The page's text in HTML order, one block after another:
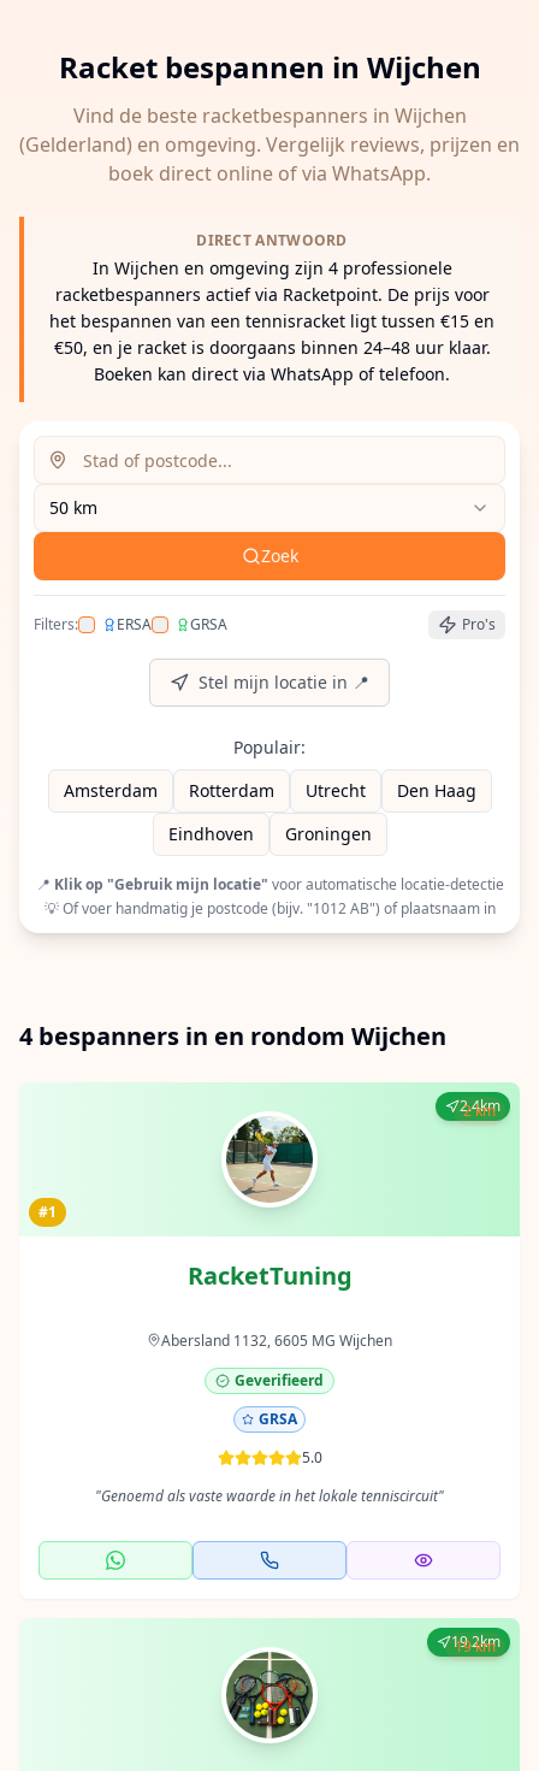
Racket bespannen in Wijchen
Vind de beste racketbespanners in Wijchen
(Gelderland) en omgeving. Vergelijk reviews, prijzen en
boek direct online of via WhatsApp.
DIRECT ANTWOORD
In Wijchen en omgeving zijn 4 professionele
racketbespanners actief via Racketpoint. De prijs voor
het bespannen van een tennisracket ligt tussen €15 en
€50, en je racket is doorgaans binnen 24–48 uur klaar.
Boeken kan direct via WhatsApp of telefoon.
Zoeklocatie (stad of postcode)
Voer een stad, postcode of adres in om
50 km
Zoek
Filters: ERSA
Filter op ERSA (European Racquet Stringers
GRSA
Filter op GRSA (Global Racquet Pro's
Stel mijn locatie in 📍
Populair:
Amsterdam
Rotterdam Utrecht
Den Haag
Eindhoven
Groningen
📍 Klik op "Gebruik mijn locatie" voor automatische locatie-detectie
💡 Of voer handmatig je postcode (bijv. "1012 AB") of plaatsnaam in
4 bespanners in en rondom Wijchen
2.4km
#1
RacketTuning
Abersland 1132, 6605 MG Wijchen
Geverifieerd
GRSA
5.0
"Genoemd als vaste waarde in het lokale tenniscircuit"
2 km
19.2km
19 km